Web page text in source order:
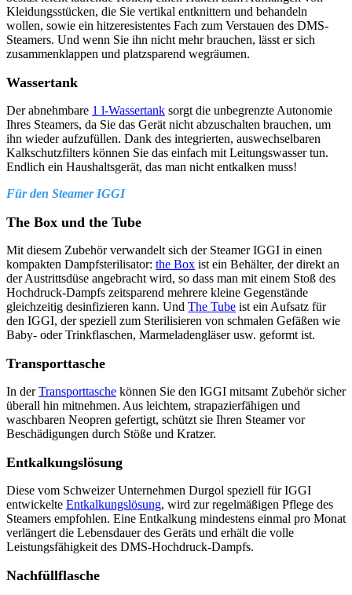
Kleidungsstücken, die Sie vertikal entknittern und behandeln
wollen, sowie ein hitzeresistentes Fach zum Verstauen des DMS-
Steamers. Und wenn Sie ihn nicht mehr brauchen, lässt er sich
zusammenklappen und platzsparend wegräumen.
Wassertank
Der abnehmbare 1 l-Wassertank sorgt die unbegrenzte Autonomie
Ihres Steamers, da Sie das Gerät nicht abzuschalten brauchen, um
ihn wieder aufzufüllen. Dank des integrierten, auswechselbaren
Kalkschutzfilters können Sie das einfach mit Leitungswasser tun.
Endlich ein Haushaltsgerät, das man nicht entkalken muss!
Für den Steamer IGGI
The Box und the Tube
Mit diesem Zubehör verwandelt sich der Steamer IGGI in einen
kompakten Dampfsterilisator: the Box ist ein Behälter, der direkt an
der Austrittsdüse angebracht wird, so dass man mit einem Stoß des
Hochdruck-Dampfs zeitsparend mehrere kleine Gegenstände
gleichzeitig desinfizieren kann. Und The Tube ist ein Aufsatz für
den IGGI, der speziell zum Sterilisieren von schmalen Gefäßen wie
Baby- oder Trinkflaschen, Marmeladengläser usw. geformt ist.
Transporttasche
In derTransporttasche können Sie den IGGI mitsamt Zubehör sicher
überall hin mitnehmen. Aus leichtem, strapazierfähigen und
waschbaren Neopren gefertigt, schützt sie Ihren Steamer vor
Beschädigungen durch Stöße und Kratzer.
Entkalkungslösung
Diese vom Schweizer Unternehmen Durgol speziell für IGGI
entwickelte Entkalkungslösung, wird zur regelmäßigen Pflege des
Steamers empfohlen. Eine Entkalkung mindestens einmal pro Monat
verlängert die Lebensdauer des Geräts und erhält die volle
Leistungsfähigkeit des DMS-Hochdruck-Dampfs.
Nachfüllflasche